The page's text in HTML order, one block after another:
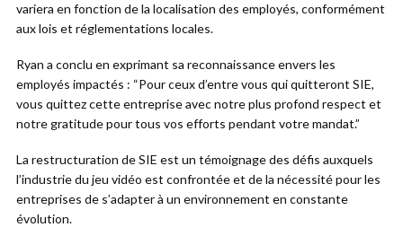
variera en fonction de la localisation des employés, conformément
aux lois et réglementations locales.
Ryan a conclu en exprimant sa reconnaissance envers les
employés impactés : “Pour ceux d’entre vous qui quitteront SIE,
vous quittez cette entreprise avec notre plus profond respect et
notre gratitude pour tous vos efforts pendant votre mandat.”
La restructuration de SIE est un témoignage des défis auxquels
l’industrie du jeu vidéo est confrontée et de la nécessité pour les
entreprises de s’adapter à un environnement en constante
évolution.